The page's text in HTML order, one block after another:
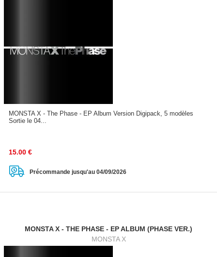
MONSTA X - The Phase - EP Album Version Digipack, 5 modèles
Sortie le 04...
15.00 €
Précommande jusqu'au 04/09/2026
MONSTA X - THE PHASE - EP ALBUM (PHASE VER.)
MONSTA X